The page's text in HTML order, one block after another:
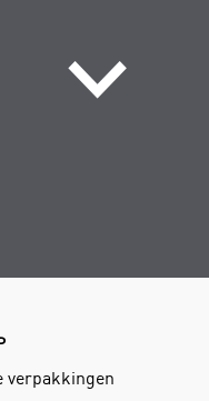
verpakkingen